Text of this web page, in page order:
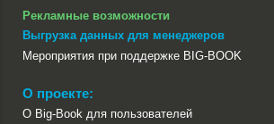
Рекламные возможности
Выгрузка данных для менеджеров
Мероприятия при поддержке BIG-BOOK
О проекте:
О Big-Book для пользователей